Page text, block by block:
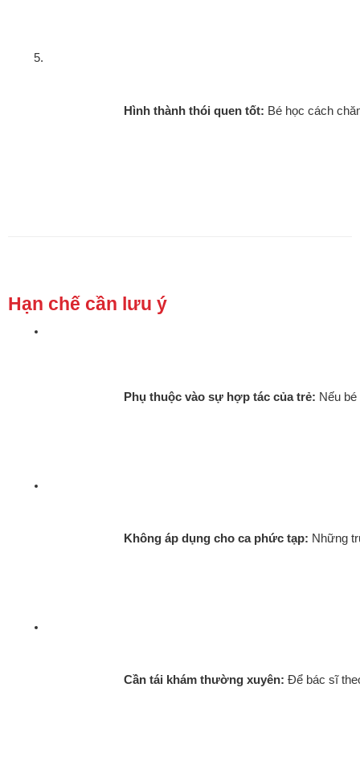
Hình thành thói quen tốt: Bé học cách
Hạn chế cần lưu ý
Phụ thuộc vào sự hợp tác của trẻ: Nếu
Không áp dụng cho ca phức tạp: Những
Cần tái khám thường xuyên: Để bác sĩ